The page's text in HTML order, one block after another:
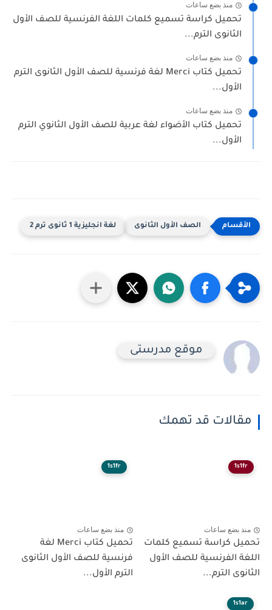
منذ بضع ساعات
تحميل كراسة تسميع كلمات اللغة الفرنسية للصف الأول
الثانوى الترم...
منذ بضع ساعات
تحميل كتاب Merci لغة فرنسية للصف الأول الثانوى الترم
الأول...
منذ بضع ساعات
تحميل كتاب الأضواء لغة عربية للصف الأول الثانوي الترم
الأول...
الصف الأول الثانوى لغة انجليزية 1 ثانوى ترم 2
موقع مدرستى
مقالات قد تهمك
1s1fr
منذ بضع ساعات
تحميل كراسة تسميع كلمات
اللغة الفرنسية للصف الأول
الثانوى الترم...
1s1fr
منذ بضع ساعات
تحميل كتاب Merci لغة
فرنسية للصف الأول الثانوى
الترم الأول...
1s1ar